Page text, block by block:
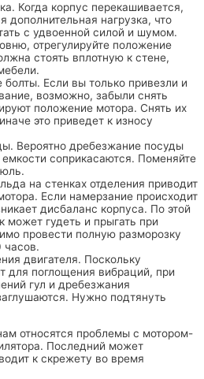
Когда корпус перекашивается,
дополнительная нагрузка, что
с удвоенной силой и шумом.
отрегулируйте положение
стоять вплотную к стене,
болты. Если вы только привезли и
возможно, забыли снять
положение мотора. Снять их
это приведет к износу
Вероятно дребезжание посуды
емкости соприкасаются. Поменяйте
на стенках отделения приводит
Если намерзание происходит
дисбаланс корпуса. По этой
может гудеть и прыгать при
провести полную разморозку
часов.
двигателя. Поскольку
для поглощения вибраций, при
гул и дребезжания
Нужно подтянуть
относятся проблемы с мотором-
Последний может
к скрежету во время